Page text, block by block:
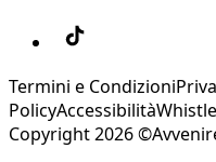
Termini e Condizioni
PolicyAccessibilità
Copyright 2026